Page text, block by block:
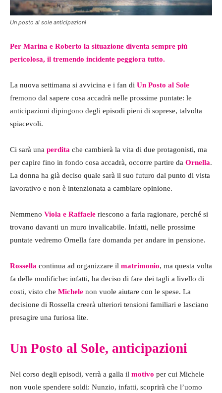
Un posto al sole anticipazioni
Per Marina e Roberto la situazione diventa sempre più
pericolosa, il tremendo incidente peggiora tutto.
La nuova settimana si avvicina e i fan di Un Posto al Sole
fremono dal sapere cosa accadrà nelle prossime puntate: le
anticipazioni dipingono degli episodi pieni di soprese, talvolta
spiacevoli.
Ci sarà una perdita che cambierà la vita di due protagonisti, ma
per capire fino in fondo cosa accadrà, occorre partire da Ornella.
La donna ha già deciso quale sarà il suo futuro dal punto di vista
lavorativo e non è intenzionata a cambiare opinione.
Nemmeno Viola e Raffaele riescono a farla ragionare, perché si
trovano davanti un muro invalicabile. Infatti, nelle prossime
puntate vedremo Ornella fare domanda per andare in pensione.
Rossella continua ad organizzare il matrimonio, ma questa volta
fa delle modifiche: infatti, ha deciso di fare dei tagli a livello di
costi, visto che Michele non vuole aiutare con le spese. La
decisione di Rossella creerà ulteriori tensioni familiari e lasciano
presagire una furiosa lite.
Un Posto al Sole, anticipazioni
Nel corso degli episodi, verrà a galla il motivo per cui Michele
non vuole spendere soldi: Nunzio, infatti, scoprirà che l’uomo